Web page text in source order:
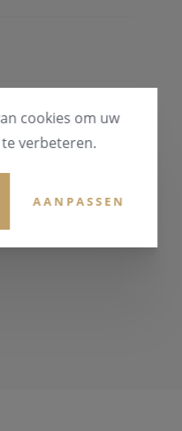
cookies om uw
verbeteren.
AANPASSEN